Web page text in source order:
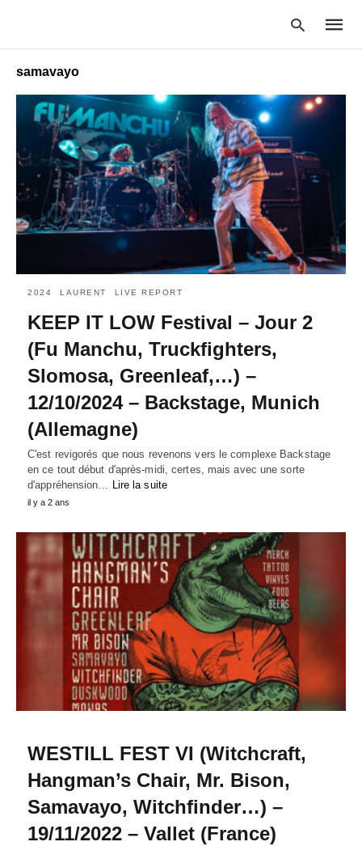
and
enter:
samavayo
2024 LAURENT LIVE REPORT
KEEP IT LOW Festival – Jour 2
(Fu Manchu, Truckfighters,
Slomosa, Greenleaf,…) –
12/10/2024 – Backstage, Munich
(Allemagne)
C'est revigorés que nous revenons vers le complexe Backstage
en ce tout début d'après-midi, certes, mais avec une sorte
d'appréhension… Lire la suite
il y a 2 ans
WESTILL FEST VI (Witchcraft,
Hangman’s Chair, Mr. Bison,
Samavayo, Witchfinder…) –
19/11/2022 – Vallet (France)